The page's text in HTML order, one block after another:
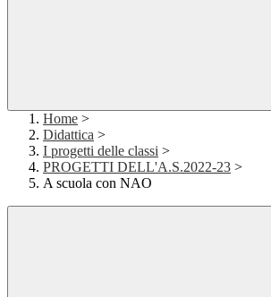
Home >
Didattica >
I progetti delle classi >
PROGETTI DELL'A.S.2022-23 >
A scuola con NAO